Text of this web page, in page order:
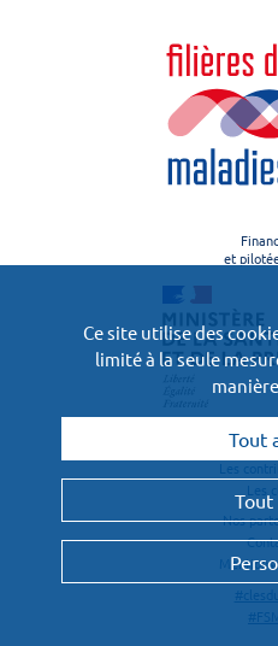
et
Le
Les
Les
Nos
Ce site utilise des
limité à la seule
Tout